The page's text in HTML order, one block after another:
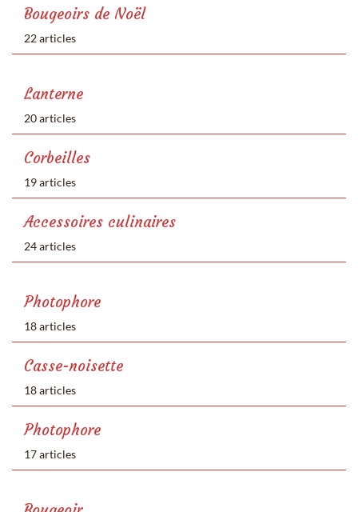
Bougeoirs de Noël
22 articles
Lanterne
20 articles
Corbeilles
19 articles
Accessoires culinaires
24 articles
Photophore
18 articles
Casse-noisette
18 articles
Photophore
17 articles